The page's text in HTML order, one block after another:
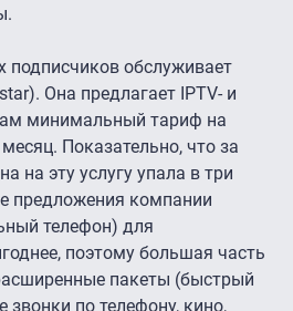
подписчиков обслуживает
Она предлагает IPTV- и
минимальный тариф на
Показательно, что за
на эту услугу упала в три
предложения компании
телефон) для
поэтому большая часть
пакеты (быстрый
звонки по телефону, кино,